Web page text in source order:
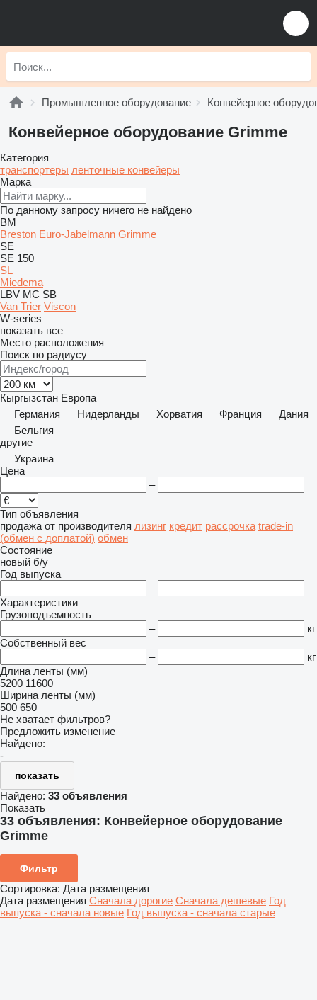
Промышленное оборудование Конвейерное
Конвейерное оборудование Grimme
Категория
транспортеры ленточные конвейеры
Марка
По данному запросу ничего не найдено
BM
Breston Euro-Jabelmann Grimme
SE
SE 150
SL
Miedema
LBV MC SB
Van Trier Viscon
W-series
показать все
Место расположения
Поиск по радиусу
Кыргызстан Европа
Германия
Нидерланды Хорватия Франция
Дания
Бельгия
другие
Украина
Цена
–
Тип объявления
продажа от производителя лизинг кредит рассрочка trade-in
(обмен с доплатой) обмен
Состояние
новый б/у
Год выпуска
–
Характеристики
Грузоподъемность
–
кг
Собственный вес
–
кг
Длина ленты (мм)
5200 11600
Ширина ленты (мм)
500 650
Не хватает фильтров?
Предложить изменение
Найдено:
-
показать
Найдено: 33 объявления
Показать
33 объявления: Конвейерное оборудование
Grimme
Фильтр
Сортировка: Дата размещения
Дата размещения Сначала дорогие Сначала дешевые Год
выпуска - сначала новые Год выпуска - сначала старые